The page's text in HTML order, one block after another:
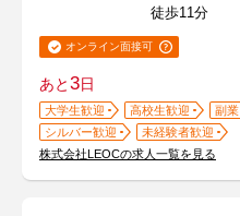
徒歩11分
オンライン面接可
あと3日
大学生歓迎 高校生歓迎
副
シルバー歓迎
未経験者歓迎
株式会社LEOCの求人一覧を見る